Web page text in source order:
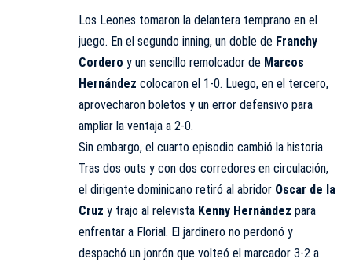
Los Leones tomaron la delantera temprano en el
juego. En el segundo inning, un doble de Franchy
Cordero y un sencillo remolcador de Marcos
Hernández colocaron el 1-0. Luego, en el tercero,
aprovecharon boletos y un error defensivo para
ampliar la ventaja a 2-0.
Sin embargo, el cuarto episodio cambió la historia.
Tras dos outs y con dos corredores en circulación,
el dirigente dominicano retiró al abridor Oscar de la
Cruz y trajo al relevista Kenny Hernández para
enfrentar a Florial. El jardinero no perdonó y
despachó un jonrón que volteó el marcador 3-2 a